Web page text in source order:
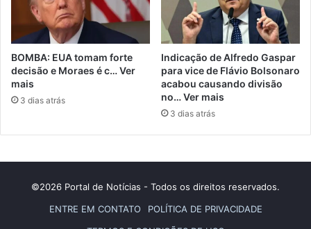
BOMBA: EUA tomam forte
decisão e Moraes é c… Ver
mais
3 dias atrás
Indicação de Alfredo Gaspar
para vice de Flávio Bolsonaro
acabou causando divisão
no… Ver mais
3 dias atrás
©2026 Portal de Notícias - Todos os direitos reservados.
ENTRE EM CONTATO
POLÍTICA DE PRIVACIDADE